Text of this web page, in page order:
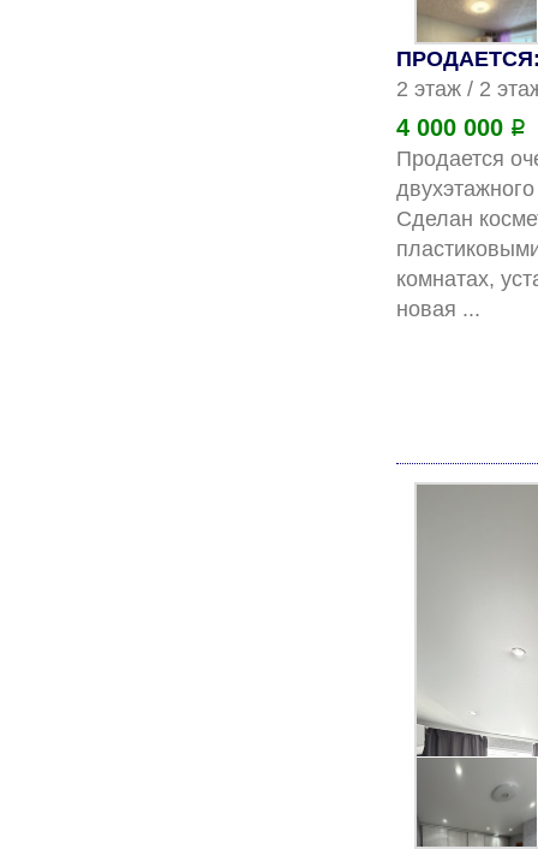
ПРОДАЕТСЯ:
2 этаж / 2
4 000 000 Р
Продается
Сделан
комнатах,